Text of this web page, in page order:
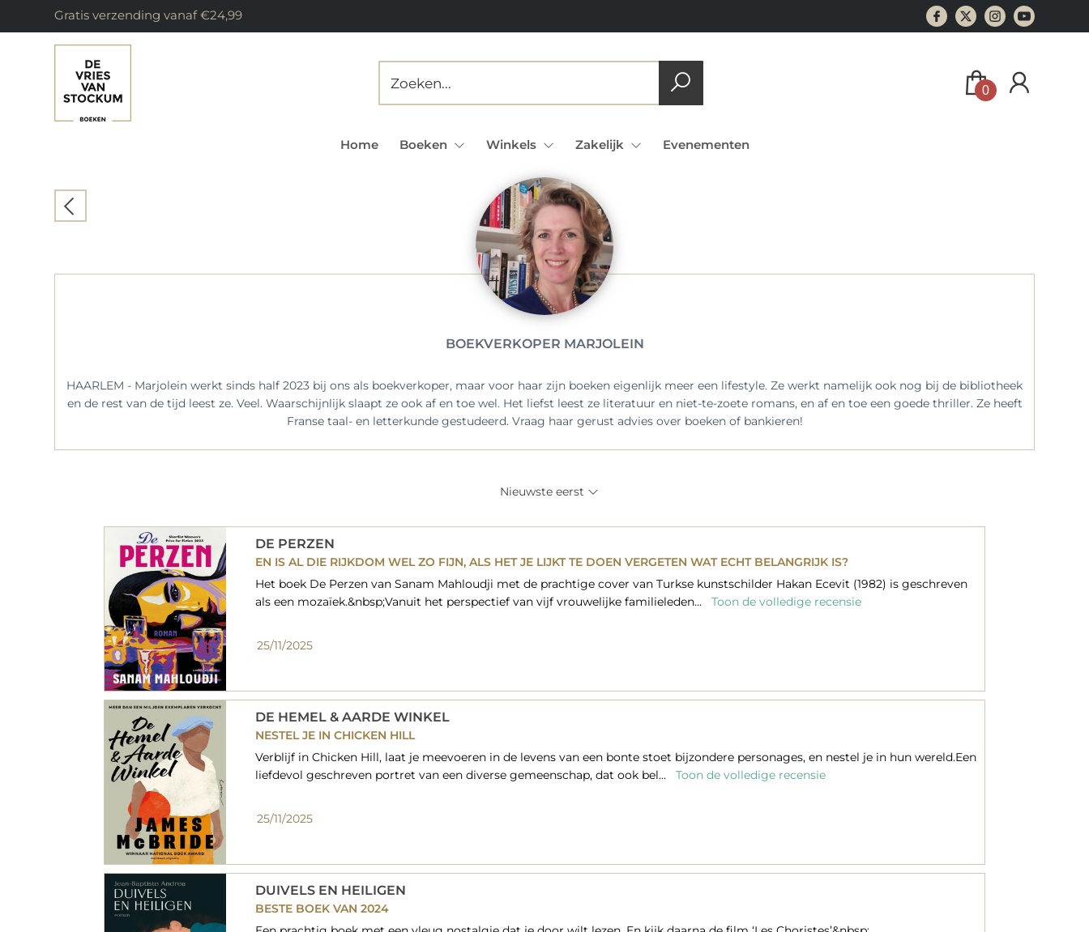
Gratis verzending vanaf €24,99
0
Home Boeken Winkels Zakelijk Evenementen
BOEKVERKOPER MARJOLEIN
HAARLEM - Marjolein werkt sinds half 2023 bij ons als boekverkoper, maar voor haar zijn boeken eigenlijk meer een lifestyle. Ze werkt namelijk ook nog bij de bibliotheek
en de rest van de tijd leest ze. Veel. Waarschijnlijk slaapt ze ook af en toe wel. Het liefst leest ze literatuur en niet-te-zoete romans, en af en toe een goede thriller. Ze heeft
Franse taal- en letterkunde gestudeerd. Vraag haar gerust advies over boeken of bankieren!
Nieuwste eerst
DE PERZEN
EN IS AL DIE RIJKDOM WEL ZO FIJN, ALS HET JE LIJKT TE DOEN VERGETEN WAT ECHT BELANGRIJK IS?
Het boek De Perzen van Sanam Mahloudji met de prachtige cover van Turkse kunstschilder Hakan Ecevit (1982) is geschreven
als een mozaïek.&nbsp;Vanuit het perspectief van vijf vrouwelijke familieleden...
Toon de volledige recensie
25/11/2025
DE HEMEL & AARDE WINKEL
NESTEL JE IN CHICKEN HILL
Verblijf in Chicken Hill, laat je meevoeren in de levens van een bonte stoet bijzondere personages, en nestel je in hun wereld.Een
liefdevol geschreven portret van een diverse gemeenschap, dat ook bel...
Toon de volledige recensie
25/11/2025
DUIVELS EN HEILIGEN
BESTE BOEK VAN 2024